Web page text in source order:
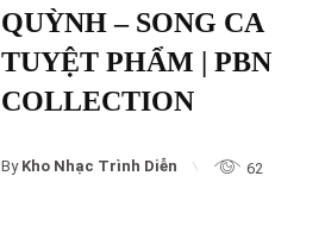
QUỲNH – SONG CA
TUYỆT PHẨM | PBN
COLLECTION
By Kho Nhạc Trình Diễn 62